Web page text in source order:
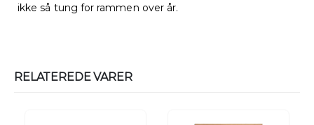
ikke så tung for rammen over år.
RELATEREDE VARER